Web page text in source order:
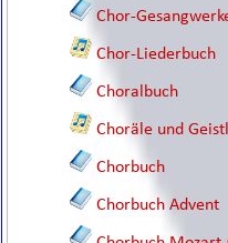
Chor-
Chor-Liederbuch
Choralbuch
Choräle und
Chorbuch
Chorbuch Advent